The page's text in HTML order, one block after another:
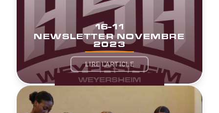
16-11
NEWSLETTER NOVEMBRE
2023
LIRE L'ARTICLE
WEYERSHEIM